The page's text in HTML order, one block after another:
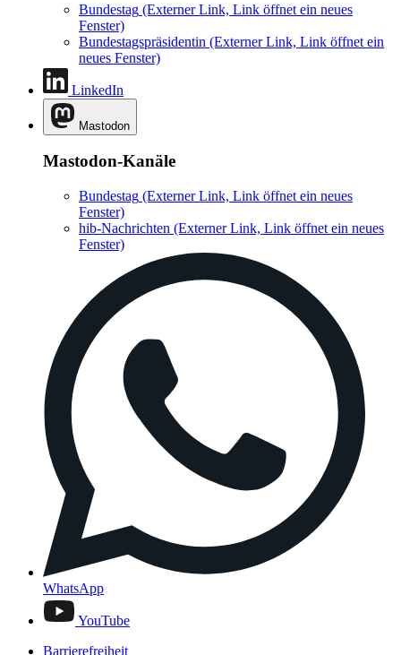
Bundestag (Externer Link, Link öffnet ein neues
Fenster)
Bundestagspräsidentin (Externer Link, Link öffnet ein
neues Fenster)
LinkedIn
Mastodon
Mastodon-Kanäle
Bundestag (Externer Link, Link öffnet ein neues
Fenster)
hib-Nachrichten (Externer Link, Link öffnet ein neues
Fenster)
WhatsApp
YouTube
Barrierefreiheit